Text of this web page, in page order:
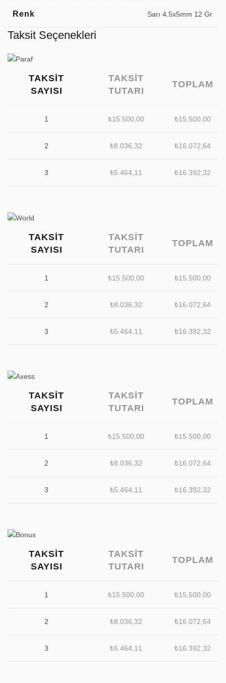
Renk Sarı 4.5x5mm 12 Gr
Taksit Seçenekleri
TAKSIT
SAYISI
TAKSIT
TUTARI
TOPLAM
1 ₺15.500,00 ₺15.500,00
2 ₺8.036,32 ₺16.072,64
3 ₺5.464,11 ₺16.392,32
TAKSIT
SAYISI
TAKSIT
TUTARI
TOPLAM
1 ₺15.500,00 ₺15.500,00
2 ₺8.036,32 ₺16.072,64
3 ₺5.464,11 ₺16.392,32
TAKSIT
SAYISI
TAKSIT
TUTARI
TOPLAM
1 ₺15.500,00 ₺15.500,00
2 ₺8.036,32 ₺16.072,64
3 ₺5.464,11 ₺16.392,32
TAKSIT
SAYISI
TAKSIT
TUTARI
TOPLAM
1 ₺15.500,00 ₺15.500,00
2 ₺8.036,32 ₺16.072,64
3 ₺5.464,11 ₺16.392,32